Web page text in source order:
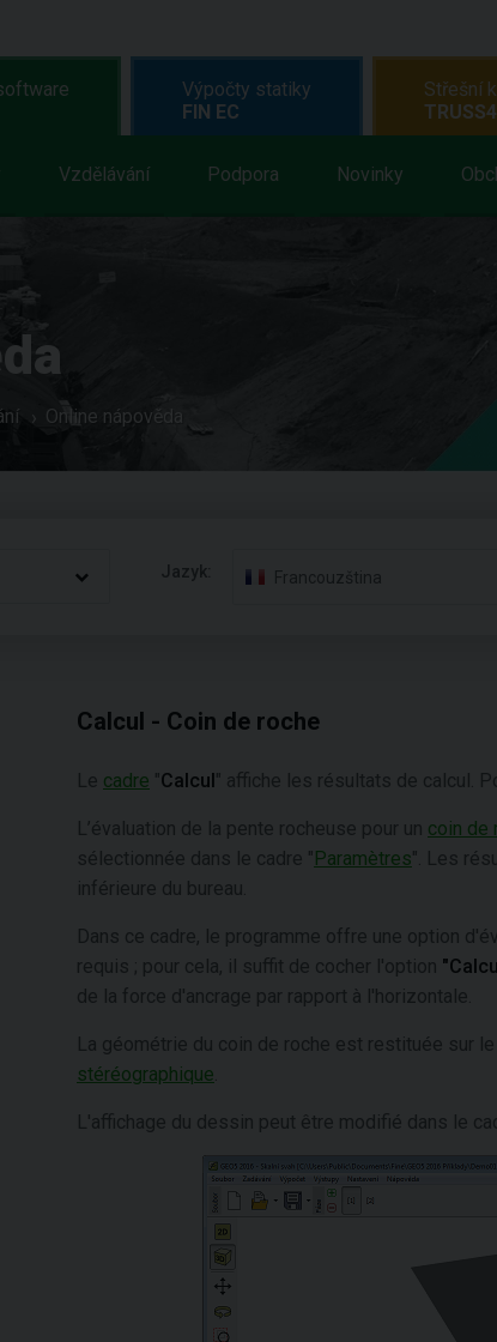
Vzdělávání Podpora Novinky
Výpočty statiky
FIN EC
Střešní
TRUSS4
Online nápověda
Jazyk: Francouzština
Calcul - Coin de roche
Le cadre "Calcul" affiche les résultats de calcul.
L’évaluation de la pente rocheuse pour un coin de
sélectionnée dans le cadre "Paramètres". Les
inférieure du bureau.
Dans ce cadre, le programme offre une option
requis ; pour cela, il suffit de cocher l'option
de la force d'ancrage par rapport à l'horizontale.
La géométrie du coin de roche est restituée sur
stéréographique
L'affichage du dessin peut être modifié dans le